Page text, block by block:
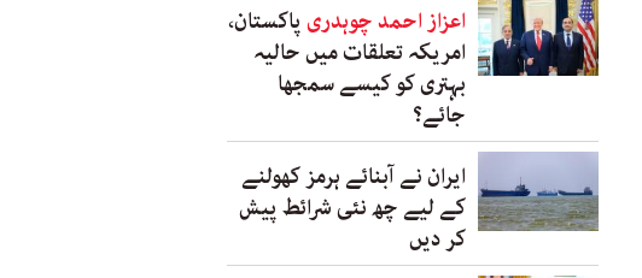
اعزاز احمد چوہدری پاکستان،
امریکہ تعلقات میں حالیہ
بہتری کو کیسے سمجھا
جائے؟
ایران نے آبنائے ہرمز کھولنے
کے لیے چھ نئی شرائط پیش
کر دیں